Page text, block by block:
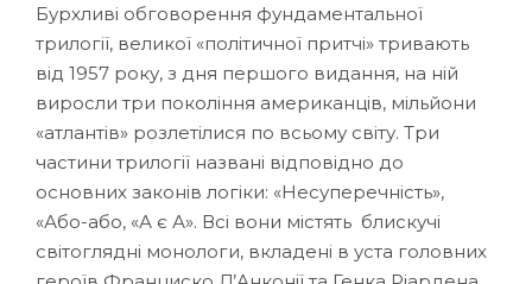
Бурхливі обговорення фундаментальної
трилогії, великої «політичної притчі» тривають
від 1957 року, з дня першого видання, на ній
виросли три покоління американців, мільйони
«атлантів» розлетілися по всьому світу. Три
частини трилогії названі відповідно до
основних законів логіки: «Несуперечність»,
«Або-або, «А є А». Всі вони містять блискучі
світоглядні монологи, вкладені в уста головних